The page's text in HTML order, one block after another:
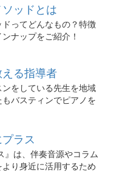
ッドとは
ってどんなもの？特徴
ナップをご紹介！
る指導者
をしている先生を地域
バスティンでピアノを
ラス
』は、伴奏音源やコラム
り身近に活用するため